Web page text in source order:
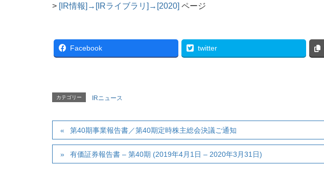
> [IR情報]→[IRライブラリ]→[2020] ページ
Facebook twitter
カテゴリー IRニュース
第40期事業報告書／第40期定時株主総会決議ご通知
有価証券報告書 – 第40期 (2019年4月1日 – 2020年3月31日)